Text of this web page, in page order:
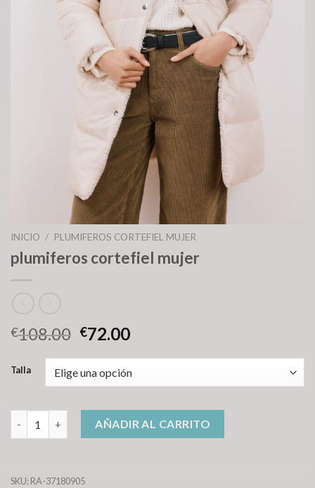
INICIO / PLUMIFEROS CORTEFIEL MUJER
plumiferos cortefiel mujer
€108.00 €72.00
Talla
plumiferos cortefiel mujer cantidad
AÑADIR AL CARRITO
SKU:RA-37180905